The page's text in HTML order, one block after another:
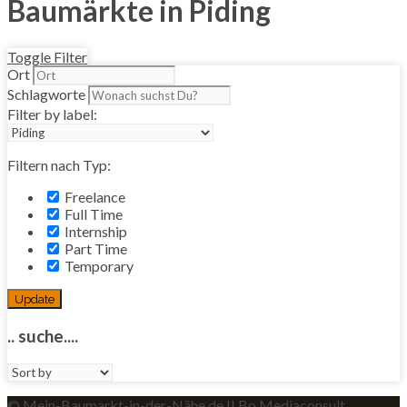
Baumärkte in Piding
Toggle Filter
Ort
Schlagworte
Filter by label:
Filtern nach Typ:
Freelance
Full Time
Internship
Part Time
Temporary
Update
.. suche....
Sort